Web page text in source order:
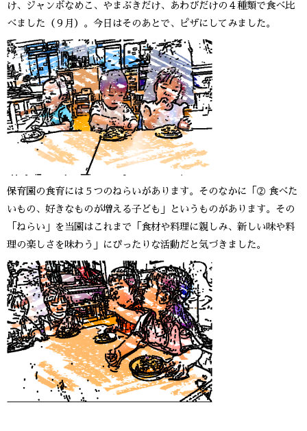
け、ジャンボなめこ、やまぶきだけ、あわびだけの４種類で食べ比
べました（９月）。今日はそのあとで、ピザにしてみました。
保育園の食育には５つのねらいがあります。そのなかに「② 食べた
いもの、好きなものが増える子ども」というものがあります。その
「ねらい」を当園はこれまで「食材や料理に親しみ、新しい味や料
理の楽しさを味わう」にぴったりな活動だと気づきました。